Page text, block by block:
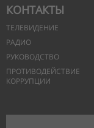
КОНТАКТЫ
ТЕЛЕВИДЕНИЕ
РАДИО
РУКОВОДСТВО
ПРОТИВОДЕЙСТВИЕ
КОРРУПЦИИ